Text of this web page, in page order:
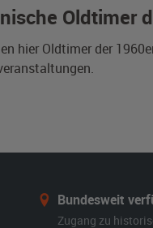
Oldtimer
hier Oldtimer der
Bundesweit
Zugang zu